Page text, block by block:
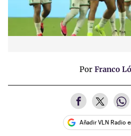
Por Franco
Añadir VLN Radio